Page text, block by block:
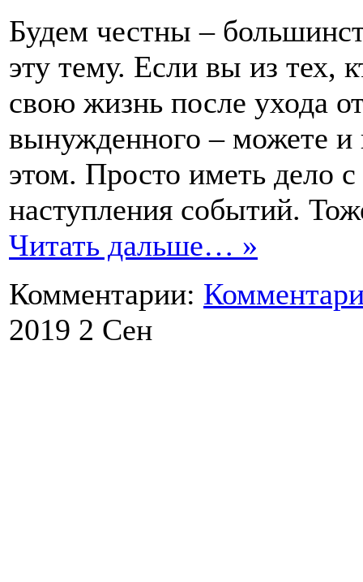
Будем честны –
эту тему. Если вы из тех,
свою жизнь после ухода
вынужденного – можете и
этом. Просто иметь дело
наступления событий.
Читать дальше… »
Комментарии:
2019 2 Сен